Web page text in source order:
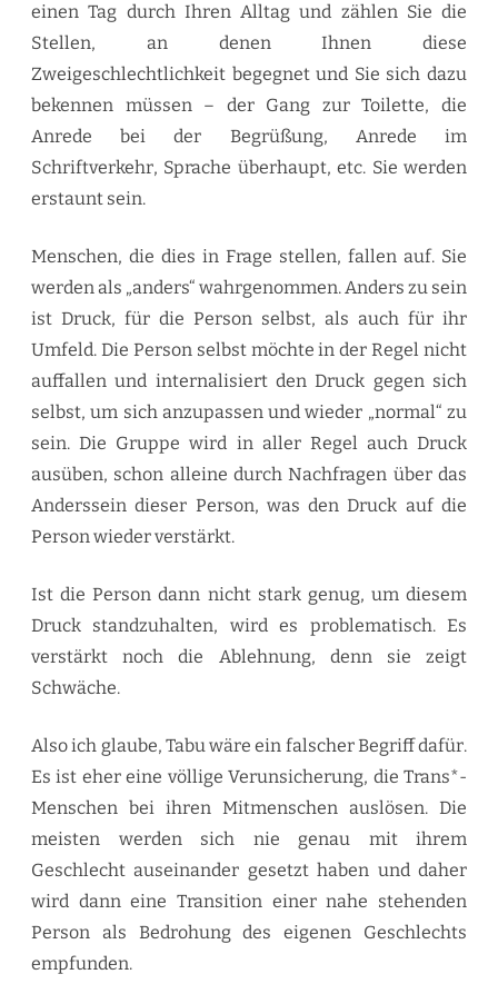
einen Tag durch Ihren Alltag und zählen Sie die
Stellen, an denen Ihnen diese
Zweigeschlechtlichkeit begegnet und Sie sich dazu
bekennen müssen – der Gang zur Toilette, die
Anrede bei der Begrüßung, Anrede im
Schriftverkehr, Sprache überhaupt, etc. Sie werden
erstaunt sein.
Menschen, die dies in Frage stellen, fallen auf. Sie
werden als „anders“ wahrgenommen. Anders zu sein
ist Druck, für die Person selbst, als auch für ihr
Umfeld. Die Person selbst möchte in der Regel nicht
auffallen und internalisiert den Druck gegen sich
selbst, um sich anzupassen und wieder „normal“ zu
sein. Die Gruppe wird in aller Regel auch Druck
ausüben, schon alleine durch Nachfragen über das
Anderssein dieser Person, was den Druck auf die
Person wieder verstärkt.
Ist die Person dann nicht stark genug, um diesem
Druck standzuhalten, wird es problematisch. Es
verstärkt noch die Ablehnung, denn sie zeigt
Schwäche.
Also ich glaube, Tabu wäre ein falscher Begriff dafür.
Es ist eher eine völlige Verunsicherung, die Trans*-
Menschen bei ihren Mitmenschen auslösen. Die
meisten werden sich nie genau mit ihrem
Geschlecht auseinander gesetzt haben und daher
wird dann eine Transition einer nahe stehenden
Person als Bedrohung des eigenen Geschlechts
empfunden.